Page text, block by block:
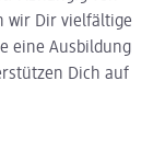
wir Dir vielfältige
eine Ausbildung
Dich auf